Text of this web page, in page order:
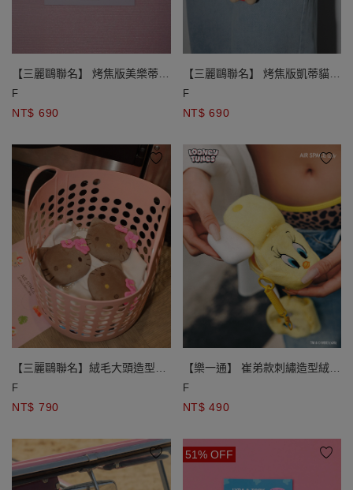
【三麗鷗聯名】 烤焦版美樂蒂絨
毛娃娃吊飾
F
NT$ 690
【三麗鷗聯名】 烤焦版凱蒂貓絨
毛娃娃吊飾
F
NT$ 690
【三麗鷗聯名】絨毛大頭造型零
錢包隨身鏡吊飾
F
NT$ 790
【樂一通】 崔弟款刺繡造型絨毛
耳機包吊飾
F
NT$ 490
51% OFF